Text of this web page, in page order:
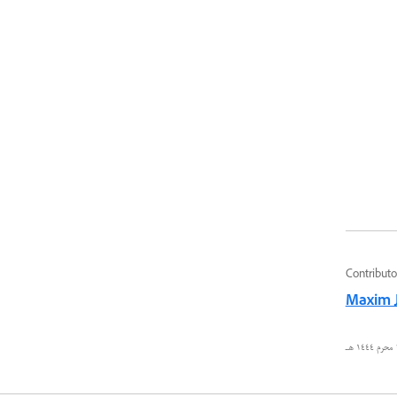
Maxim